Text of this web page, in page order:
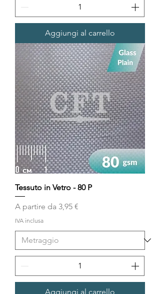
Aggiungi al carrello
Tessuto in Vetro - 80 P
A partire da 3,95 €
Prezzo scontato
IVA inclusa
Aggiungi al carrello